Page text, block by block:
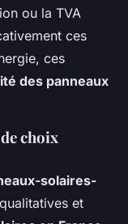
ou la TVA
ces
ces
des panneaux
choix
solaires-
et